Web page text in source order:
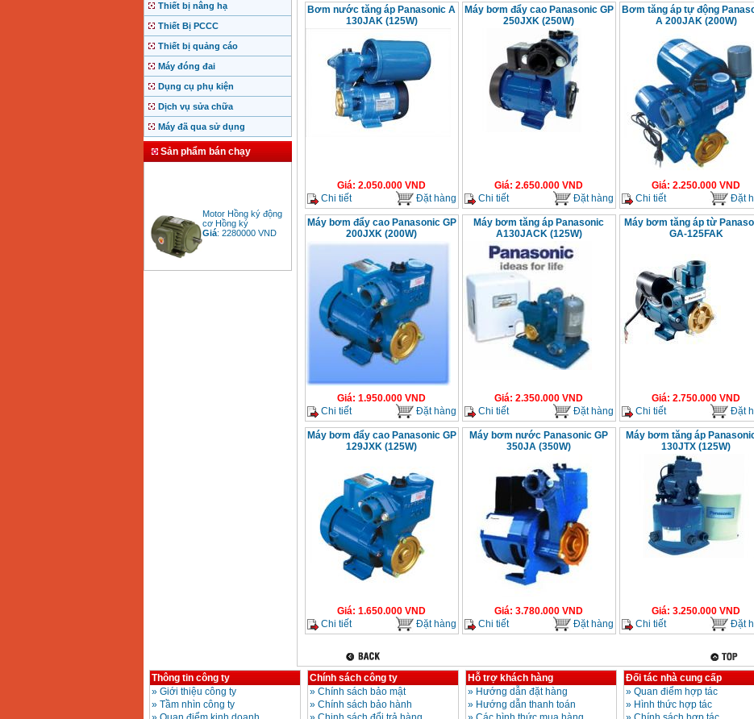
Thiết bị nâng hạ
Thiết Bị PCCC
Thiết bị quảng cáo
Máy đóng đai
Dụng cụ phụ kiện
Dịch vụ sửa chữa
Máy đã qua sử dụng
Sản phẩm bán chạy
cơ Hồng ký
Giá:2280000
Máy khoan Bosch
GSB 16RE (750W)
Giá:1850000VND
Bơm nước tăng áp Panasonic A
130JAK (125W)
Giá: 2.050.000 VND
Chi tiết
Đặt hàng
Máy bơm đẩy cao Panasonic GP
250JXK (250W)
Giá: 2.650.000 VND
Chi tiết
Đặt hàng
Bơm tăng áp tự động
A 200JAK (200W)
Giá: 2.250.000 VND
Chi tiết
Đặt
Máy bơm đẩy cao Panasonic GP
200JXK (200W)
Giá: 1.950.000 VND
Chi tiết
Đặt hàng
Máy bơm tăng áp Panasonic
A130JACK (125W)
Giá: 2.350.000 VND
Chi tiết
Đặt hàng
Máy bơm tăng áp từ
GA‑125FAK
Giá: 2.750.000 VND
Chi tiết
Đặt
Máy bơm đẩy cao Panasonic GP
129JXK (125W)
Giá: 1.650.000 VND
Chi tiết
Đặt hàng
Máy bơm nước Panasonic GP
350JA (350W)
Giá: 3.780.000 VND
Chi tiết
Đặt hàng
Máy bơm tăng áp
130JTX (125W)
Giá: 3.250.000 VND
Chi tiết
Đặt
Thông tin công ty
» Giới thiệu công ty
» Tầm nhìn công ty
Chính sách công ty
» Chính sách bảo mật
» Chính sách bảo hành
Hỗ trợ khách hàng
» Hướng dẫn đặt hàng
» Hướng dẫn thanh toán
Đối tác nhà cung cấp
» Quan điểm hợp tác
» Hình thức hợp tác